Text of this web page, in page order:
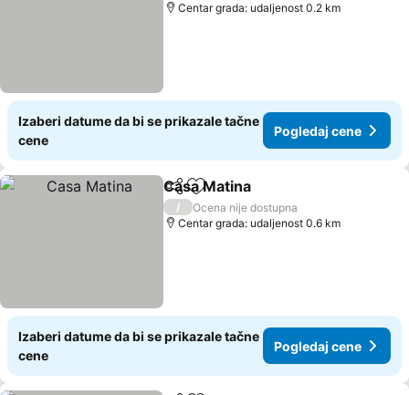
Centar grada: udaljenost 0.2 km
Izaberi datume da bi se prikazale tačne
cene
Pogledaj cene
Deli Dodati u favorite
Casa Matina
/
Ocena nije dostupna
Centar grada: udaljenost 0.6 km
Izaberi datume da bi se prikazale tačne
cene
Pogledaj cene